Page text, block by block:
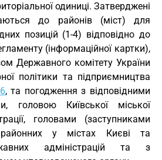
одиниці. Затверджені
до районів (міст) для
позицій (1-4) відповідно до
(інформаційної картки),
Державного комітету України
політики та підприємництва
, та погодження з відповідними
головою Київської міської
головами (заступниками
у містах Києві та
адміністрацій та з